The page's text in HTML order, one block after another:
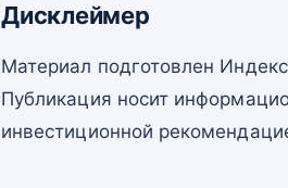
Дисклеймер
Материал подготовлен
Публикация носит
инвестиционной